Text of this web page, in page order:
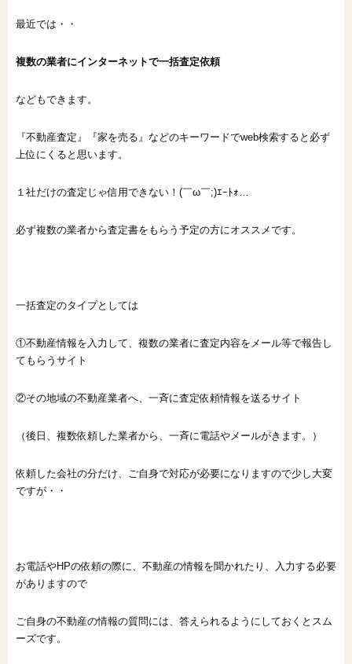
最近では・・
複数の業者にインターネットで一括査定依頼
などもできます。
『不動産査定』『家を売る』などのキーワードでweb検索すると必ず
上位にくると思います。
１社だけの査定じゃ信用できない！(￣ω￣;)ｴｰﾄｫ…
必ず複数の業者から査定書をもらう予定の方にオススメです。
一括査定のタイプとしては
①不動産情報を入力して、複数の業者に査定内容をメール等で報告し
てもらうサイト
②その地域の不動産業者へ、一斉に査定依頼情報を送るサイト
（後日、複数依頼した業者から、一斉に電話やメールがきます。）
依頼した会社の分だけ、ご自身で対応が必要になりますので少し大変
ですが・・
お電話やHPの依頼の際に、不動産の情報を聞かれたり、入力する必要
がありますので
ご自身の不動産の情報の質問には、答えられるようにしておくとスム
ーズです。